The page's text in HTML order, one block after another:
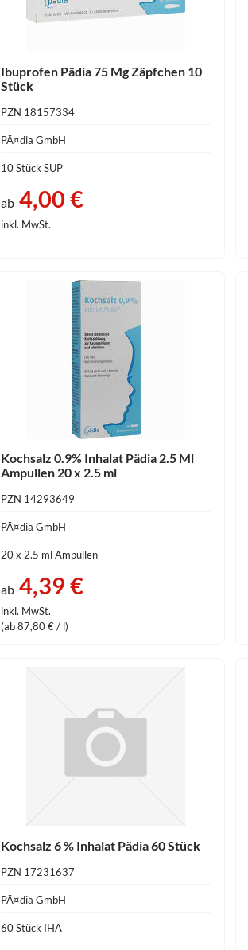
Ibuprofen Pädia 75 Mg Zäpfchen 10
Stück
PZN 18157334
PÃ¤dia GmbH
10 Stück SUP
ab4,00 €
inkl. MwSt.
Kochsalz 0.9% Inhalat Pädia 2.5 Ml
Ampullen 20 x 2.5 ml
PZN 14293649
PÃ¤dia GmbH
20 x 2.5 ml Ampullen
ab4,39 €
inkl. MwSt.
(ab 87,80 € / l)
Kochsalz 6 % Inhalat Pädia 60 Stück
PZN 17231637
PÃ¤dia GmbH
60 Stück IHA